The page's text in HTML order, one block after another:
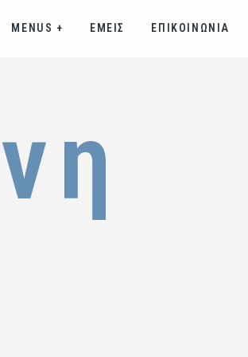
MENUS + ΕΜΕΙΣ ΕΠΙΚΟΙΝΩΝΙΑ